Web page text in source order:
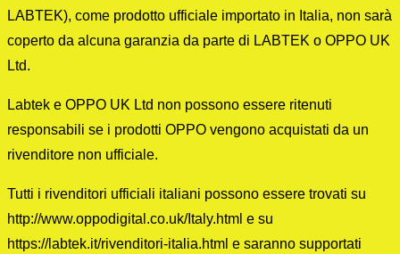
LABTEK), come prodotto ufficiale importato in Italia, non sarà
coperto da alcuna garanzia da parte di LABTEK o OPPO UK
Ltd.
Labtek e OPPO UK Ltd non possono essere ritenuti
responsabili se i prodotti OPPO vengono acquistati da un
rivenditore non ufficiale.
Tutti i rivenditori ufficiali italiani possono essere trovati su
http://www.oppodigital.co.uk/Italy.html e su
https://labtek.it/rivenditori-italia.html e saranno supportati